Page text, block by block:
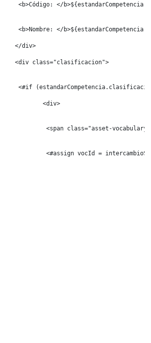
<b>Código: </
<b>Nombre: </
</div>
<div class="clasificacion">
<#if
<div>
<span class="asset-
<#assign vocId =